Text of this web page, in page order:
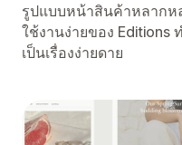
รูปแบบหน้าสินค้าหลากห
ใช้งานง่ายของ
เป็นเรื่องง่ายดาย